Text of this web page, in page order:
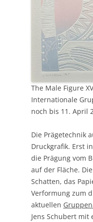
The Male Figure XV
Internationale
noch bis 11. April
Die Prägetechnik
Druckgrafik. Erst
die Prägung vom
auf der Fläche.
Schatten, das
Verformung zum
aktuellen
Jens Schubert mit